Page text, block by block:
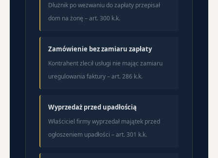
Dłużnik po wezwaniu do zapłaty przepisał
dom na żonę – art. 300 k.k.
Zamówienie bez zamiaru zapłaty
Kontrahent zlecił usługi nie mając zamiaru
uregulowania faktury – art. 286 k.k.
Wyprzedaż przed upadłością
Właściciel firmy wyprzedał majątek przed
ogłoszeniem upadłości – art. 301 k.k.